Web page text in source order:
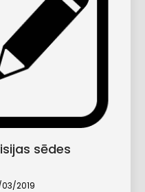
sēdes
03/2019